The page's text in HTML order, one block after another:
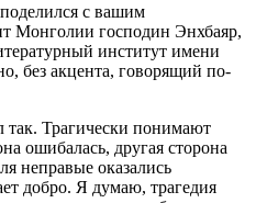
с вашим
Монголии господин Энхбаяр,
институт имени
без акцента, говорящий по-
так. Трагически понимают
ошибалась, другая сторона
неправые оказались
добро. Я думаю, трагедия